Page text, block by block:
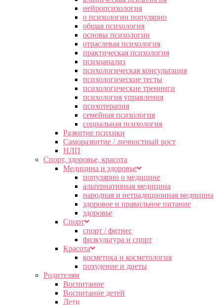
нейропсихология
о психологии популярно
общая психология
основы психологии
отраслевая психология
практическая психология
психоанализ
психологическая консультация
психологические тесты
психологические тренинги
психология управления
психотерапия
семейная психология
социальная психология
Развитие психики
Саморазвитие / личностный рост
НЛП
Спорт, здоровье, красота
Медицина и здоровье
популярно о медицине
альтернативная медицина
народная и нетрадиционная медицина
здоровое и правильное питание
здоровье
Спорт
спорт / фитнес
физкультура и спорт
Красота
косметика и косметология
похудение и диеты
Родителям
Воспитание
Воспитание детей
Дети